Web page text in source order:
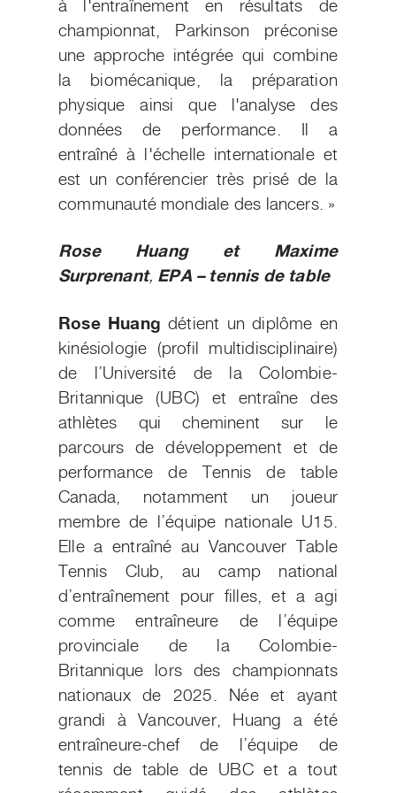
à l'entraînement en résultats de
championnat, Parkinson préconise
une approche intégrée qui combine
la biomécanique, la préparation
physique ainsi que l'analyse des
données de performance. Il a
entraîné à l'échelle internationale et
est un conférencier très prisé de la
communauté mondiale des lancers. »
Rose Huang
et Maxime
Surprenant, EPA – tennis de table
Rose Huang détient un diplôme en
kinésiologie (profil multidisciplinaire)
de l’Université de la Colombie-
Britannique (UBC) et entraîne des
athlètes qui cheminent sur le
parcours de développement et de
performance de Tennis de table
Canada, notamment un joueur
membre de l’équipe nationale U15.
Elle a entraîné au Vancouver Table
Tennis Club, au camp national
d’entraînement pour filles, et a agi
comme entraîneure de l’équipe
provinciale de la Colombie-
Britannique lors des championnats
nationaux de 2025. Née et ayant
grandi à Vancouver, Huang a été
entraîneure-chef de l’équipe de
tennis de table de UBC et a tout